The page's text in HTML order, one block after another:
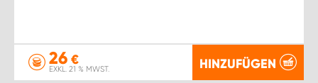
26 €
EXKL. 21 % MWST. HINZUFÜGEN